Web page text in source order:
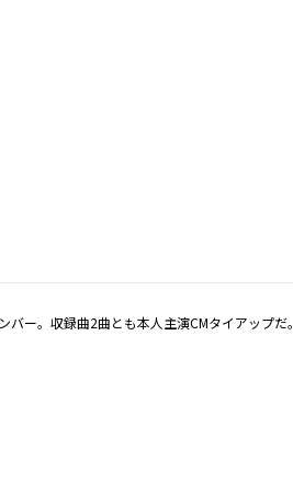
ー。収録曲2曲とも本人主演CMタイアップだ。